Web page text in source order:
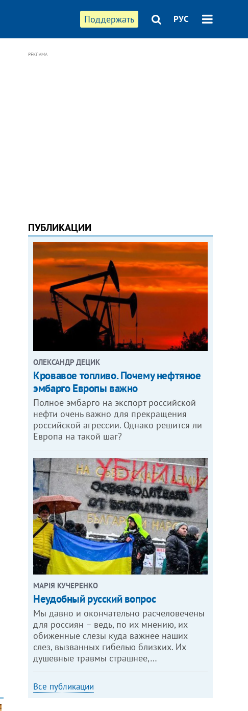
Поддержать РУС
РЕКЛАМА
ПУБЛИКАЦИИ
ОЛЕКСАНДР ДЕЦИК
Кровавое топливо. Почему нефтяное
эмбарго Европы важно
Полное эмбарго на экспорт российской
нефти очень важно для прекращения
российской агрессии. Однако решится ли
Европа на такой шаг?
МАРІЯ КУЧЕРЕНКО
​Неудобный русский вопрос
Мы давно и окончательно расчеловечены
для россиян – ведь, по их мнению, их
обиженные слезы куда важнее наших
слез, вызванных гибелью близких. Их
душевные травмы страшнее,…
Все публикации